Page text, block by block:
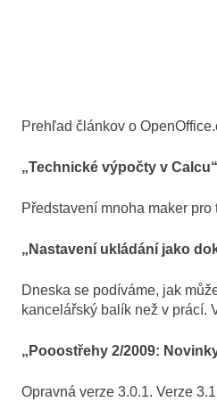
Prehľad článkov o
„Technické výpočty v Calcu“
Představení mnoha maker
„Nastavení ukládání jako
Dneska se podíváme, jak
kancelářský balík než v prácí.
„Pooostřehy 2/2009:
Opravná verze 3.0.1. Verze